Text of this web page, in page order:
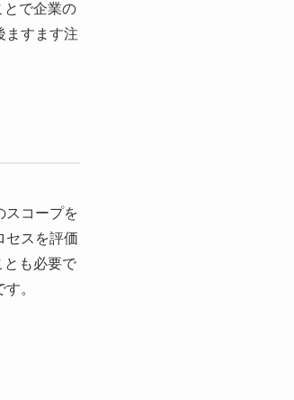
とで企業の
ますます注
スコープを
セスを評価
とも必要で
。